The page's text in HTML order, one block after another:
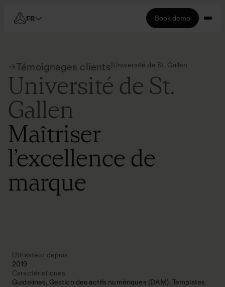
FR Book demo
Témoignages clients|Université de St. Gallen
Université de St.
Gallen
Maîtriser
l’excellence de
marque
Utilisateur depuis
2019
Caractéristiques
Guidelines Gestion des actifs numériques (DAM) Templates